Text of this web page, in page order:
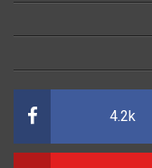
4.2k